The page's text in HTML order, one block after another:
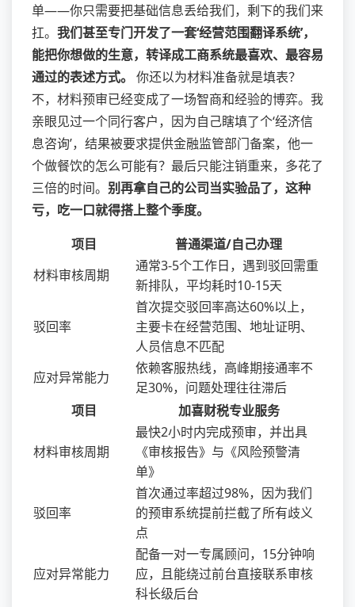
单——你只需要把基础信息丢给我们，剩下的我们来
扛。 我们甚至专门开发了一套‘经营范围翻译系统’，
能把你想做的生意，转译成工商系统最喜欢、最容易
通过的表述方式。 你还以为材料准备就是填表？
不，材料预审已经变成了一场智商和经验的博弈。我
亲眼见过一个同行客户，因为自己瞎填了个‘经济信
息咨询’，结果被要求提供金融监管部门备案，他一
个做餐饮的怎么可能有？最后只能注销重来，多花了
三倍的时间。 别再拿自己的公司当实验品了，这种
亏，吃一口就得搭上整个季度。
项目
普通渠道/自己办理
材料审核周期
通常3-5个工作日，遇到驳回需重
新排队，平均耗时10-15天
驳回率
首次提交驳回率高达60%以上，
主要卡在经营范围、地址证明、
人员信息不匹配
应对异常能力
依赖客服热线，高峰期接通率不
足30%，问题处理往往滞后
项目
加喜财税专业服务
材料审核周期
最快2小时内完成预审，并出具
《审核报告》与《风险预警清
单》
驳回率
首次通过率超过98%，因为我们
的预审系统提前拦截了所有歧义
点
应对异常能力
配备一对一专属顾问，15分钟响
应，且能绕过前台直接联系审核
科长级后台